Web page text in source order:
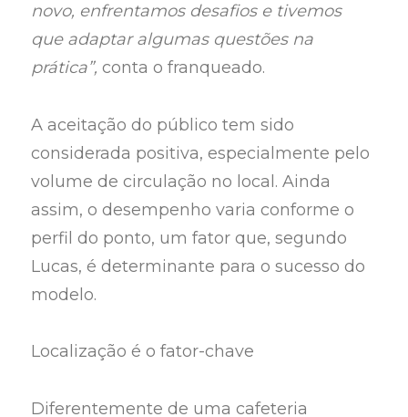
novo, enfrentamos desafios e tivemos
que adaptar algumas questões na
prática”, conta o franqueado.
A aceitação do público tem sido
considerada positiva, especialmente pelo
volume de circulação no local. Ainda
assim, o desempenho varia conforme o
perfil do ponto, um fator que, segundo
Lucas, é determinante para o sucesso do
modelo.
Localização é o fator-chave
Diferentemente de uma cafeteria